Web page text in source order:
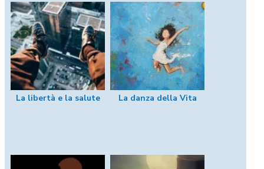
La libertà e la salute La danza della Vita